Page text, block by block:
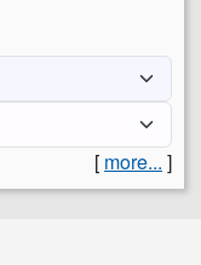
[ more... ]